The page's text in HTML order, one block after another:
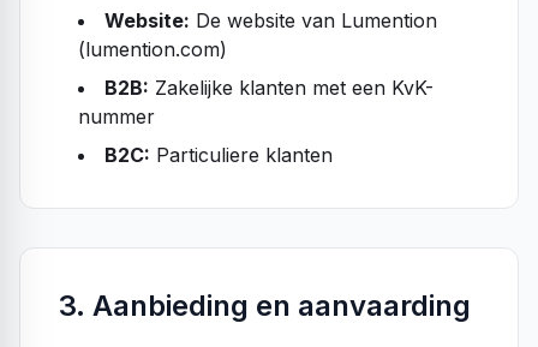
Website: De website van Lumention
(lumention.com)
B2B: Zakelijke klanten met een KvK-
nummer
B2C: Particuliere klanten
3. Aanbieding en aanvaarding